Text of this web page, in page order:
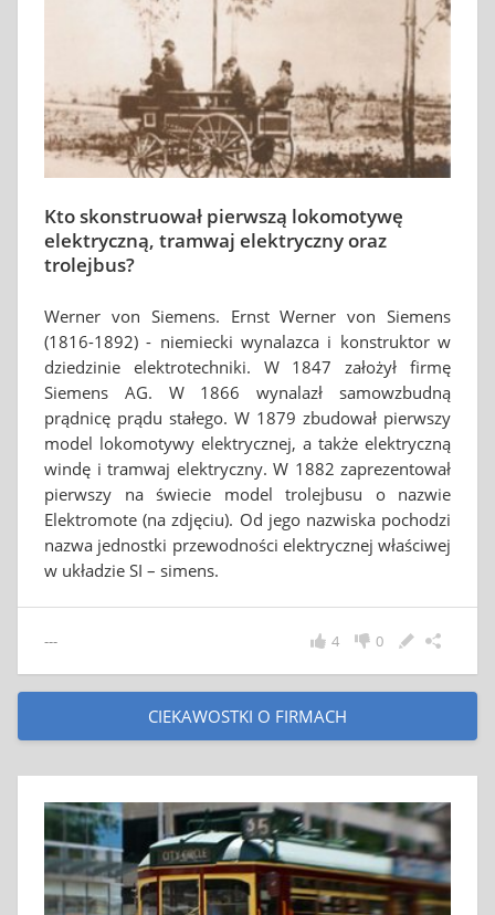
Kto skonstruował pierwszą lokomotywę
elektryczną, tramwaj elektryczny oraz
trolejbus?
Werner von Siemens. Ernst Werner von Siemens
(1816-1892) - niemiecki wynalazca i konstruktor w
dziedzinie elektrotechniki. W 1847 założył firmę
Siemens AG. W 1866 wynalazł samowzbudną
prądnicę prądu stałego. W 1879 zbudował pierwszy
model lokomotywy elektrycznej, a także elektryczną
windę i tramwaj elektryczny. W 1882 zaprezentował
pierwszy na świecie model trolejbusu o nazwie
Elektromote (na zdjęciu). Od jego nazwiska pochodzi
nazwa jednostki przewodności elektrycznej właściwej
w układzie SI – simens.
--- 0
4
CIEKAWOSTKI O FIRMACH